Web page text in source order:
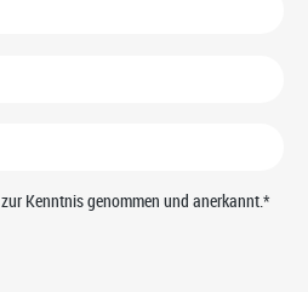
zur Kenntnis genommen und anerkannt.*